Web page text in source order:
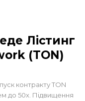
Лістинг
(TON)
контракту TON
до 50x. Підвищення